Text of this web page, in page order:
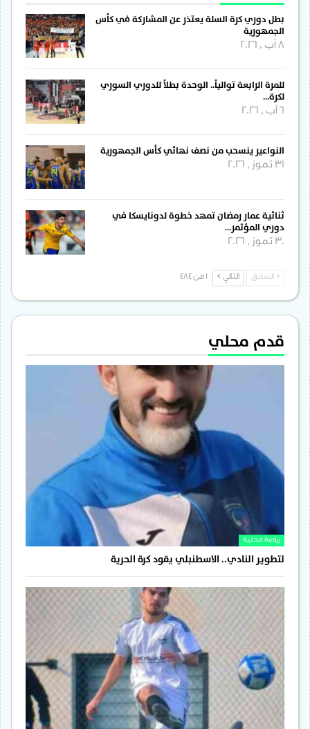
بطل دوري كرة السلة يعتذر عن المشاركة في كأس
الجمهورية
للمرة الرابعة توالياً.. الوحدة بطلاً للدوري السوري
لكرة…
النواعير ينسحب من نصف نهائي كأس الجمهورية
31 تموز , 2026
ثنائية عمار رمضان تمهد خطوة لدونايسكا في
دوري المؤتمر…
30 تموز , 2026
السابق التالي
قدم محلي
رياضة محلية
لتطوير النادي.. الاسطنبلي يقود كرة الحرية